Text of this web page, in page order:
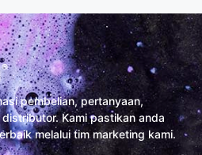
pembelian, pertanyaan,
Kami pastikan anda
melalui tim marketing kami.